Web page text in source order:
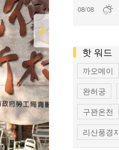
08/08
핫 워드
까오메이
완허궁
구꽌온천
리산풍경